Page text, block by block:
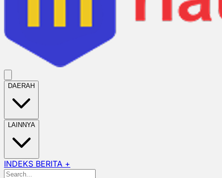
DAERAH
LAINNYA
INDEKS BERITA +